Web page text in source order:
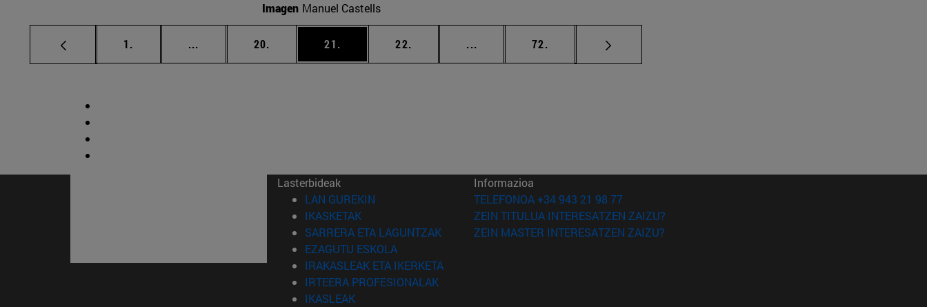
Imagen Manuel Castells
1. ... Tarteko orrialdeak Erabili TAB tekla nabigatzeko.
20. 21. 22. ... Tarteko orrialdeak Erabili TAB tekla nabigatzeko.
72.
Lasterbideak
LAN GUREKIN (Beste leiho batean irekiko da)
IKASKETAK(Beste leiho batean irekiko da)
SARRERA ETA LAGUNTZAK(Beste leiho batean irekiko da)
EZAGUTU ESKOLA(Beste leiho batean irekiko da)
IRAKASLEAK ETA IKERKETA(Beste leiho batean irekiko da)
IRTEERA PROFESIONALAK(Beste leiho batean irekiko da)
IKASLEAK(Beste leiho batean irekiko da)
Informazioa
TELEFONOA +34 943 21 98 77
ZEIN TITULUA INTERESATZEN ZAIZU?
ZEIN MASTER INTERESATZEN ZAIZU?